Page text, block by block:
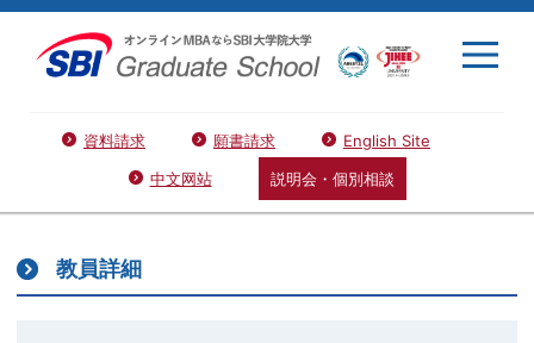
資料請求 願書請求
English Site
中文网站
説明会・個別相談
教員詳細